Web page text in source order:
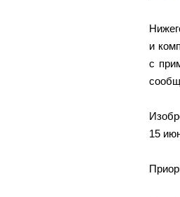
и
с
15